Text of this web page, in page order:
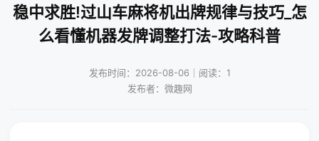
稳中求胜!过山车麻将机出牌规律与技巧_怎
么看懂机器发牌调整打法-攻略科普
发布时间：2026-08-06｜阅读：1
发布者：微趣网